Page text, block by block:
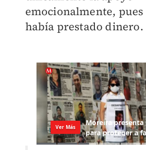
emocionalmente, pues
había prestado dinero.